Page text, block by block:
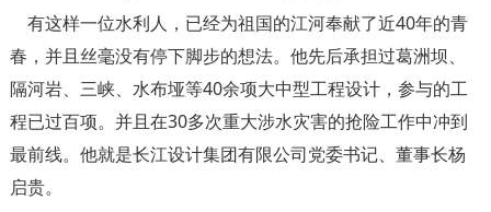
有这样一位水利人，已经为祖国的江河奉献了近40年的青
春，并且丝毫没有停下脚步的想法。他先后承担过葛洲坝、
隔河岩、三峡、水布垭等40余项大中型工程设计，参与的工
程已过百项。并且在30多次重大涉水灾害的抢险工作中冲到
最前线。他就是长江设计集团有限公司党委书记、董事长杨
启贵。